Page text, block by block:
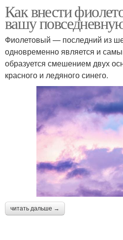
Как внести
вашу
Фиолетовый — последний из
одновременно является и
образуется смешением двух
красного и ледяного синего.
читать дальше →